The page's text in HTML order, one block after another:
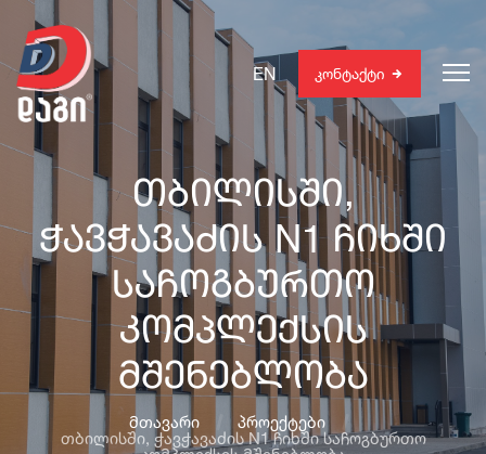
EN კონტაქტი
თბილისში,
ჭავჭავაძის N1 ჩიხში
საჩოგბურთო
კომპლექსის
მშენებლობა
მთავარი პროექტები
თბილისში, ჭავჭავაძის N1 ჩიხში საჩოგბურთო